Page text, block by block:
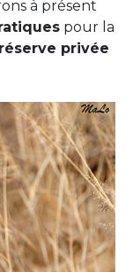
à présent
pour la
réserve privée